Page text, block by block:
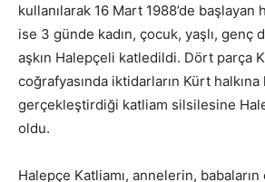
kullanılarak 16 Mart 1988’de başlayan
ise 3 günde kadın, çocuk, yaşlı, genç
aşkın Halepçeli katledildi. Dört parça
coğrafyasında iktidarların Kürt halkına
gerçekleştirdiği katliam silsilesine
oldu.
Halepçe Katliamı, annelerin, babaların